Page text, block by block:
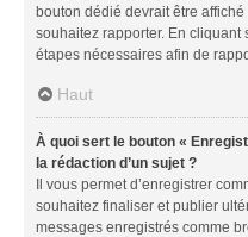
bouton dédié devrait être
souhaitez rapporter. En cliquant
étapes nécessaires afin de
Haut
À quoi sert le bouton «
la rédaction d’un sujet ?
Il vous permet d’enregistrer
souhaitez finaliser et publier
messages enregistrés comme